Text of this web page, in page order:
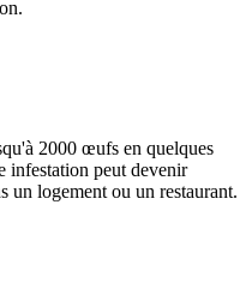
2000 œufs en quelques
infestation peut devenir
un logement ou un restaurant.